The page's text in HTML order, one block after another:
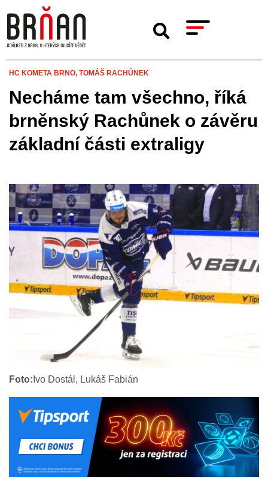
HC KOMETA BRNO, TOMÁŠ RACHŮNEK
Necháme tam všechno, říká
brněnský Rachůnek o závěru
základní části extraligy
Foto: Ivo Dostál, Lukáš Fabián